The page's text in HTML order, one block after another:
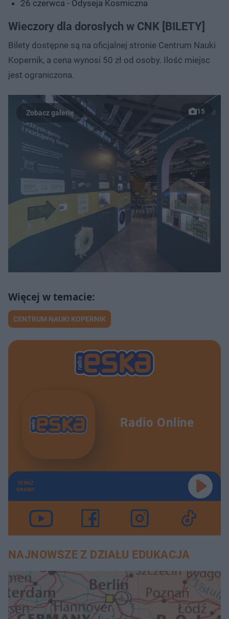
26 czerwca - Odyseja Kosmiczna
Wieczory dla dorosłych w CNK [BILETY]
Bilety dostępne są na oficjalnej stronie Centrum Nauki
Kopernik, a cena wynosi 50 zł od osoby. Ilość miejsc
jest ograniczona.
15
CENTRUM NAUKI KOPERNIK
Radio Online
TERAZ
GRAMY
NAJNOWSZE Z DZIAŁU EDUKACJA